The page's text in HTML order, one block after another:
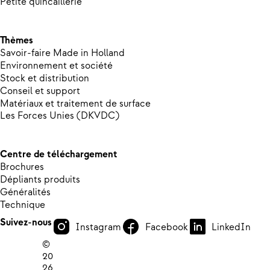
Thèmes
Savoir-faire Made in Holland
Environnement et société
Stock et distribution
Conseil et support
Matériaux et traitement de surface
Les Forces Unies (DKVDC)
Centre de téléchargement
Brochures
Dépliants produits
Généralités
Technique
Suivez-nous
Instagram Facebook
LinkedIn
©
20